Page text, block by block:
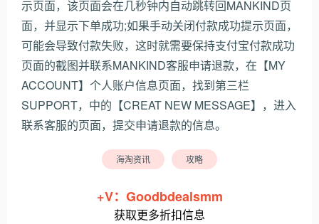
示页面，该页面会在几秒钟内自动跳转回MANKIND页
面，并显示下单成功;如果手动关闭付款成功提示页面，
可能会导致付款失败，这时就需要保持支付宝付款成功
页面的截图并联系MANKIND客服申请退款，在【MY
ACCOUNT】个人账户信息页面，找到第三栏
SUPPORT，中的【CREAT NEW MESSAGE】，进入
联系客服的页面，提交申请退款的信息。
海淘资讯 攻略
+V：Goodbdealsmm
获取更多折扣信息